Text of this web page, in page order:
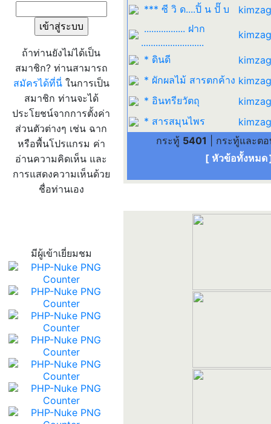
ถ้าท่านยังไม่ได้เป็น
สมาชิก? ท่านสามารถ
สมัครได้ที่นี่ในการเป็น
สมาชิก ท่านจะได้
ประโยชน์จากการตั้งค่า
ส่วนตัวต่างๆ เช่น ฉาก
หรือพื้นโปรแกรม ค่า
อ่านความคิดเห็น และ
การแสดงความเห็นด้วย
ชื่อท่านเอง
มีผู้เข้าเยี่ยมชม
*** ซี วิ ด....ปิ้ น ปั๊ บ
................. ฝาก
..........................
* ดินดี
* ผักผลไม้ สารตกค้าง
* อินทรียวัตถุ
* สารสมุนไพร
กระทู้ 5401 | กระทู้และต
[ หัวข้อทั้งหมด